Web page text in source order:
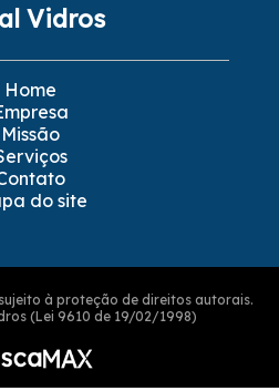
Vidros
Home
Missão
do site
à proteção de direitos autorais.
(Lei 9610 de 19/02/1998)